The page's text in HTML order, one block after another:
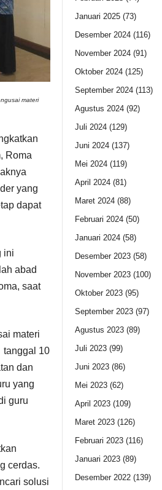
materi
Roma
yang
dapat
ini
abad
saat
materi
tanggal 10
dan
yang
guru
cerdas.
solusi
Januari 2025(73)
Desember 2024(116)
November 2024(91)
Oktober 2024(125)
September 2024(113)
Agustus 2024(92)
Juli 2024(129)
Juni 2024(137)
Mei 2024(119)
April 2024(81)
Maret 2024(88)
Februari 2024(50)
Januari 2024(58)
Desember 2023(58)
November 2023(100)
Oktober 2023(95)
September 2023(97)
Agustus 2023(89)
Juli 2023(99)
Juni 2023(86)
Mei 2023(62)
April 2023(109)
Maret 2023(126)
Februari 2023(116)
Januari 2023(89)
Desember 2022(139)